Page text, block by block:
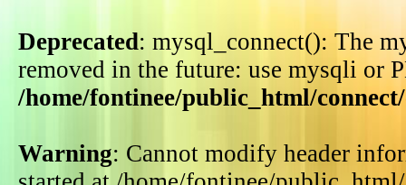
Deprecated: mysql_connect(): The
removed in the future: use mysqli or
/home/fontinee/public_html/
Warning: Cannot modify header